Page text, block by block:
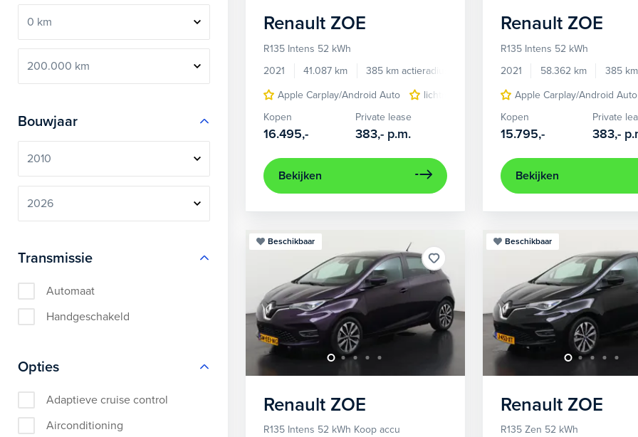
Bouwjaar
Transmissie
Automaat
Handgeschakeld
Opties
Adaptieve cruise control
Airconditioning
Renault ZOE
R135 Intens 52 kWh
2021
41.087 km 385 km actieradius
Elektrisch
Apple Carplay/Android Auto
lichtmetalen velgen 16" navigatiesysteem full
Kopen
16.495,-
Private lease
383,- p.m.
Bekijken
Renault ZOE
R135 Intens 52 kWh
2021
58.362 km 385 km
Apple Carplay/Android Auto
Kopen
15.795,-
Private
383,-
Bekijken
Beschikbaar
Renault ZOE
R135 Intens 52 kWh Koop accu
Beschikbaar
Renault ZOE
R135 Zen 52 kWh